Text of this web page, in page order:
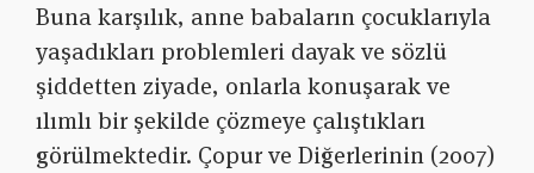
Buna karşılık, anne babaların çocuklarıyla
yaşadıkları problemleri dayak ve sözlü
şiddetten ziyade, onlarla konuşarak ve
ılımlı bir şekilde çözmeye çalıştıkları
görülmektedir. Çopur ve Diğerlerinin (2007)